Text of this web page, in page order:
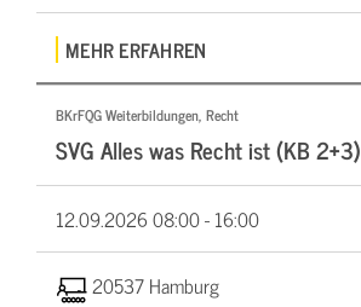
MEHR ERFAHREN
BKrFQG Weiterbildungen, Recht
SVG Alles was Recht ist (KB 2+3)
12.09.202608:00 - 16:00
20537 Hamburg